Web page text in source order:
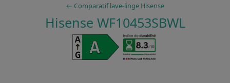
Comparatif lave-linge Hisense
Hisense WF10453SBWL